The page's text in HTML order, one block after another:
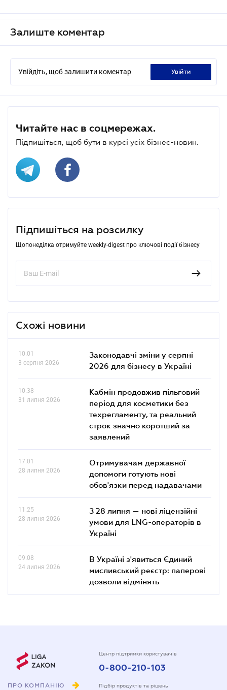
Залиште коментар
Увійдіть, щоб залишити коментар увійти
Читайте нас в соцмережах.
Підпишіться, щоб бути в курсі усіх бізнес-новин.
Підпишіться на розсилку
Щопонеділка отримуйте weekly-digest про ключові події бізнесу
Схожі новини
10.01
3 серпня 2026
Законодавчі зміни у серпні
2026 для бізнесу в Україні
10.38
31 липня 2026
Кабмін продовжив пільговий
період для косметики без
техрегламенту, та реальний
строк значно коротший за
заявлений
17.01
28 липня 2026
Отримувачам державної
допомоги готують нові
обов'язки перед надавачами
11.25
28 липня 2026
З 28 липня — нові ліцензійні
умови для LNG-операторів в
Україні
09.08
24 липня 2026
В Україні з'явиться Єдиний
мисливський реєстр: паперові
дозволи відмінять
ПРО КОМПАНІЮ
Центр підтримки користувачів
0-800-210-103
Підбір продуктів та рішень